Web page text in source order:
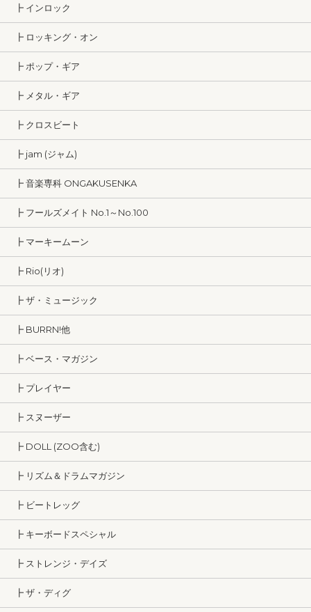
┣ インロック
┣ ロッキング・オン
┣ ポップ・ギア
┣ メタル・ギア
┣ クロスビート
┣ jam (ジャム)
┣ 音楽専科 ONGAKUSENKA
┣ フールズメイト No.1～No.100
┣ マーキームーン
┣ Rio(リオ)
┣ ザ・ミュージック
┣ BURRN!他
┣ ベース・マガジン
┣ プレイヤー
┣ スヌーザー
┣ DOLL (ZOO含む)
┣ リズム＆ドラムマガジン
┣ ビートレッグ
┣ キーボードスペシャル
┣ ストレンジ・デイズ
┣ ザ・ディグ